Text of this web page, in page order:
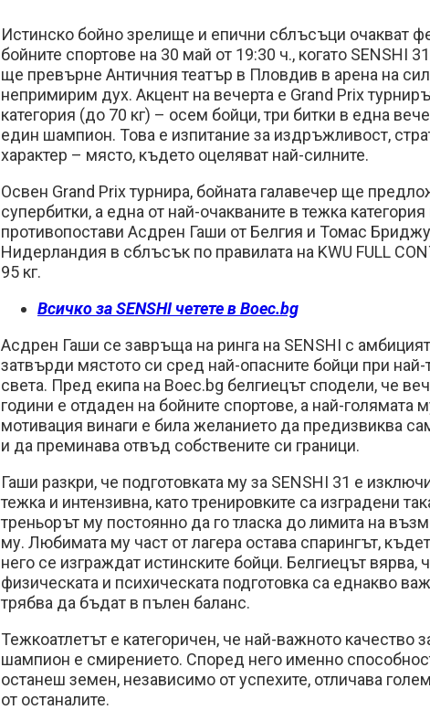
Истинско бойно зрелище и епични сблъсъци очакват
бойните спортове на 30 май от 19:30 ч., когато SENSHI
ще превърне Античния театър в Пловдив в арена на
непримирим дух. Акцент на вечерта е Grand Prix
категория (до 70 кг) – осем бойци, три битки в една
един шампион. Това е изпитание за издръжливост,
характер – място, където оцеляват най-силните.
Освен Grand Prix турнира, бойната галавечер ще
супербитки, а една от най-очакваните в тежка
противопостави Асдрен Гаши от Белгия и Томас
Нидерландия в сблъсък по правилата на KWU FULL
95 кг.
Всичко за SENSHI четете в Boec.bg
Асдрен Гаши се завръща на ринга на SENSHI с
затвърди мястото си сред най-опасните бойци при най-
света. Пред екипа на Boec.bg белгиецът сподели, че
години е отдаден на бойните спортове, а най-голямата
мотивация винаги е била желанието да предизвиква
и да преминава отвъд собствените си граници.
Гаши разкри, че подготовката му за SENSHI 31 е
тежка и интензивна, като тренировките са изградени
треньорът му постоянно да го тласка до лимита на
му. Любимата му част от лагера остава спарингът,
него се изграждат истинските бойци. Белгиецът вярва,
физическата и психическата подготовка са еднакво
трябва да бъдат в пълен баланс.
Тежкоатлетът е категоричен, че най-важното качество
шампион е смирението. Според него именно
останеш земен, независимо от успехите, отличава
от останалите.